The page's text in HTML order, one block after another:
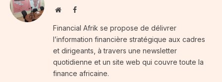
WebsiteFacebook
Financial Afrik se propose de délivrer
l’information financière stratégique aux cadres
et dirigeants, à travers une newsletter
quotidienne et un site web qui couvre toute la
finance africaine.